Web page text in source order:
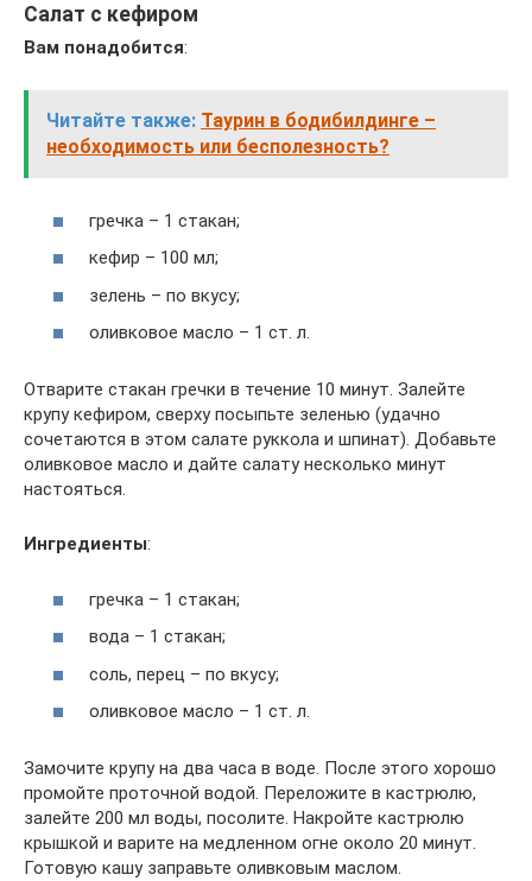
Салат с кефиром
Вам понадобится:
Читайте также: Таурин в бодибилдинге –
необходимость или бесполезность?
гречка – 1 стакан;
кефир – 100 мл;
зелень – по вкусу;
оливковое масло – 1 ст. л.
Отварите стакан гречки в течение 10 минут. Залейте
крупу кефиром, сверху посыпьте зеленью (удачно
сочетаются в этом салате руккола и шпинат). Добавьте
оливковое масло и дайте салату несколько минут
настояться.
Ингредиенты:
гречка – 1 стакан;
вода – 1 стакан;
соль, перец – по вкусу;
оливковое масло – 1 ст. л.
Замочите крупу на два часа в воде. После этого хорошо
промойте проточной водой. Переложите в кастрюлю,
залейте 200 мл воды, посолите. Накройте кастрюлю
крышкой и варите на медленном огне около 20 минут.
Готовую кашу заправьте оливковым маслом.